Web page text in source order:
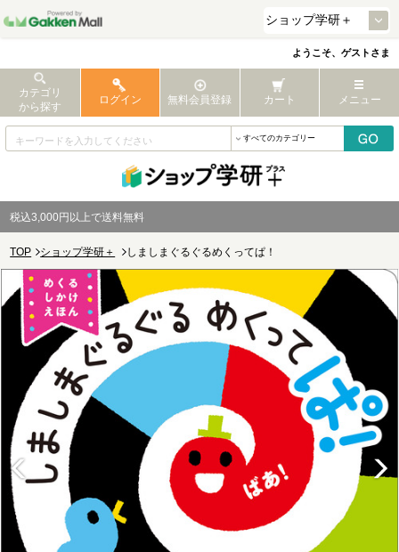
ようこそ、ゲストさま
カテゴリ
から探す
ログイン 無料会員登録 カート メニュー
税込3,000円以上で送料無料
TOP ショップ学研＋ しましまぐるぐるめくってぱ！